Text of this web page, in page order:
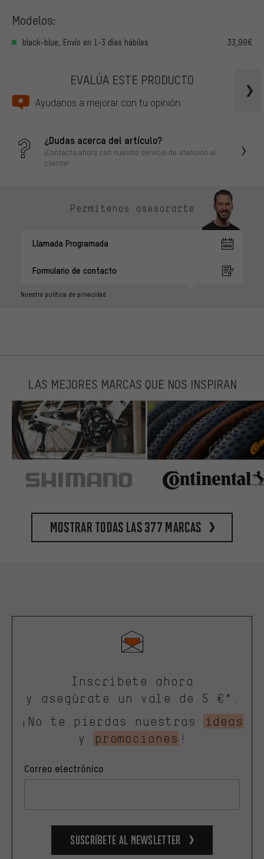
Modelos:
black-blue, Envío en 1-3 días hábiles 33,99€
EVALÚA ESTE PRODUCTO
Ayudanos a mejorar con tu opinión.
¿Dudas acerca del artículo?
¡Contacta ahora con nuestro servicio de atención al
cliente!
Permítenos asesorarte
Llamada Programada
Formulario de contacto
Nuestra política de privacidad
LAS MEJORES MARCAS QUE NOS INSPIRAN
Mostrar todas las 377 marcas
Inscríbete ahora
y asegúrate un vale de 5 €*.
¡No te pierdas nuestras
ideas
y
promociones !
Correo electrónico
Suscríbete al newsletter